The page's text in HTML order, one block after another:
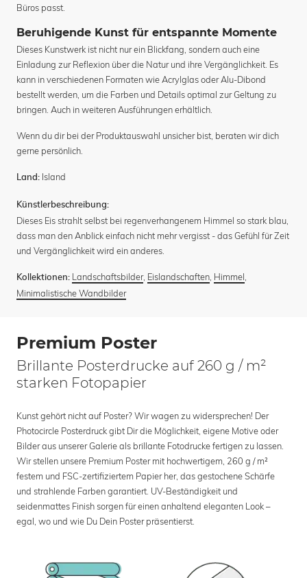
Büros passt.
Beruhigende Kunst für entspannte Momente
Dieses Kunstwerk ist nicht nur ein Blickfang, sondern auch eine
Einladung zur Reflexion über die Natur und ihre Vergänglichkeit. Es
kann in verschiedenen Formaten wie Acrylglas oder Alu-Dibond
bestellt werden, um die Farben und Details optimal zur Geltung zu
bringen. Auch in weiteren Ausführungen erhältlich.
Wenn du dir bei der Produktauswahl unsicher bist, beraten wir dich
gerne persönlich.
Land: Island
Künstlerbeschreibung:
Dieses Eis strahlt selbst bei regenverhangenem Himmel so stark blau,
dass man den Anblick einfach nicht mehr vergisst - das Gefühl für Zeit
und Vergänglichkeit wird ein anderes.
Kollektionen: Landschaftsbilder, Eislandschaften Himmel
Minimalistische Wandbilder
Premium Poster
Brillante Posterdrucke auf 260 g / m²
starken Fotopapier
Kunst gehört nicht auf Poster? Wir wagen zu widersprechen! Der
Photocircle Posterdruck gibt Dir die Möglichkeit, eigene Motive oder
Bilder aus unserer Galerie als brillante Fotodrucke fertigen zu lassen.
Wir stellen unsere Premium Poster mit hochwertigem, 260 g / m²
festem und FSC-zertifiziertem Papier her, das gestochene Schärfe
und strahlende Farben garantiert. UV-Beständigkeit und
seidenmattes Finish sorgen für einen anhaltend eleganten Look –
egal, wo und wie Du Dein Poster präsentierst.